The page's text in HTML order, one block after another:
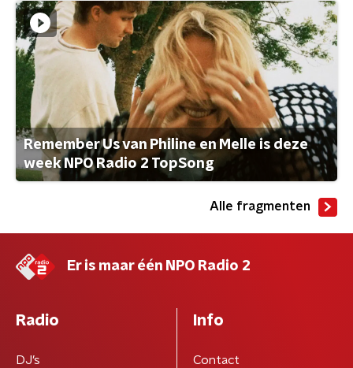
Remember Us van Philine en Melle is deze
week NPO Radio 2 TopSong
Alle fragmenten
Er is maar één NPO Radio 2
Radio
DJ’s
Info
Contact